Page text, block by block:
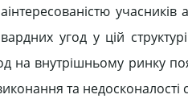
учасників
угод у цій
на внутрішньому ринку
та